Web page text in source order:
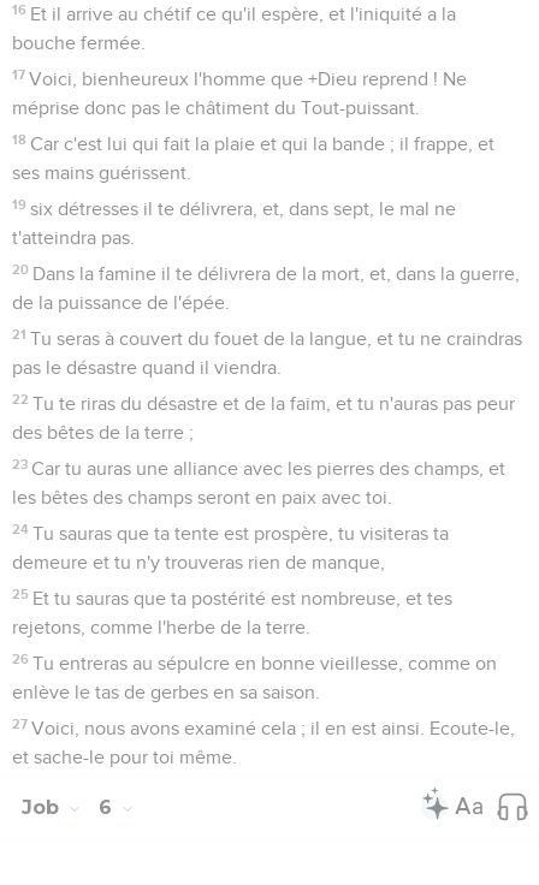
16 Et il arrive au chétif ce qu'il espère, et l'iniquité a la
bouche fermée.
17 Voici, bienheureux l'homme que +Dieu reprend ! Ne
méprise donc pas le châtiment du Tout-puissant.
18 Car c'est lui qui fait la plaie et qui la bande ; il frappe, et
ses mains guérissent.
19 six détresses il te délivrera, et, dans sept, le mal ne
t'atteindra pas.
20 Dans la famine il te délivrera de la mort, et, dans la guerre,
de la puissance de l'épée.
21 Tu seras à couvert du fouet de la langue, et tu ne craindras
pas le désastre quand il viendra.
22 Tu te riras du désastre et de la faim, et tu n'auras pas peur
des bêtes de la terre ;
23 Car tu auras une alliance avec les pierres des champs, et
les bêtes des champs seront en paix avec toi.
24 Tu sauras que ta tente est prospère, tu visiteras ta
demeure et tu n'y trouveras rien de manque,
25 Et tu sauras que ta postérité est nombreuse, et tes
rejetons, comme l'herbe de la terre.
26 Tu entreras au sépulcre en bonne vieillesse, comme on
enlève le tas de gerbes en sa saison.
27 Voici, nous avons examiné cela ; il en est ainsi. Ecoute-le,
et sache-le pour toi même.
Job 6